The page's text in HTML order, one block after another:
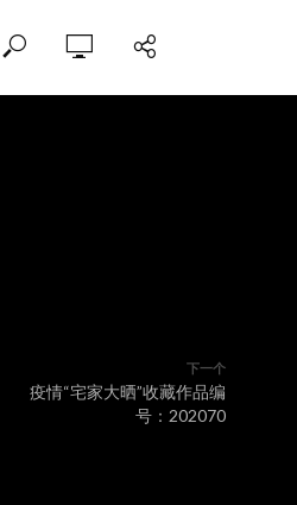
下一个
疫情“宅家大晒”收藏作品编
号：202070